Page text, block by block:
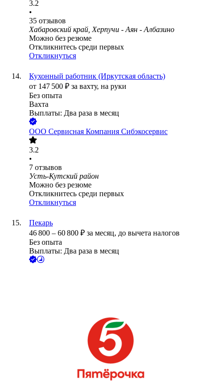
3.2
•
35 отзывов
Хабаровский край, Херпучи - Аян - Албазино
Можно без резюме
Откликнитесь среди первых
Откликнуться
Кухонный работник (Иркутская область)
от 147 500 ₽ за вахту, на руки
Без опыта
Вахта
Выплаты: Два раза в месяц
ООО Сервисная Компания Сибэкосервис
3.2
•
7 отзывов
Усть-Кутский район
Можно без резюме
Откликнитесь среди первых
Откликнуться
Пекарь
46 800 – 60 800 ₽ за месяц, до вычета налогов
Без опыта
Выплаты: Два раза в месяц